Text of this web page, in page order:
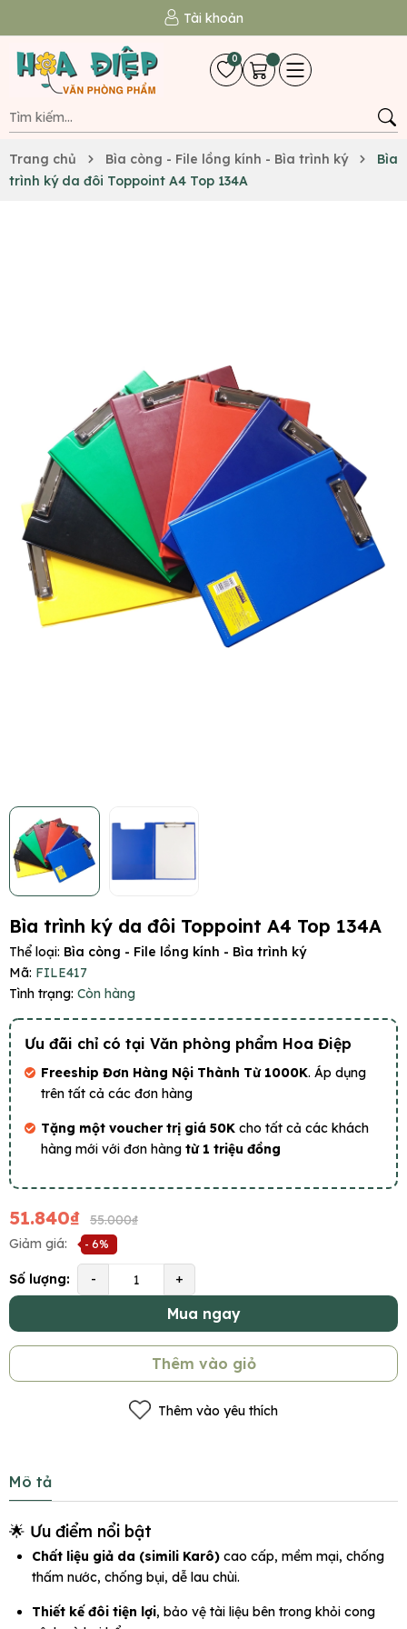
Tài khoản
0
Trang chủ Bìa còng - File lồng kính - Bìa trình ký
Bìa
trình ký da đôi Toppoint A4 Top 134A
Bìa trình ký da đôi Toppoint A4 Top 134A
Thể loại: Bìa còng - File lồng kính - Bìa trình ký
Mã: FILE417
Tình trạng: Còn hàng
Ưu đãi chỉ có tại Văn phòng phẩm Hoa Điệp
Freeship Đơn Hàng Nội Thành Từ 1000K. Áp dụng
trên tất cả các đơn hàng
Tặng một voucher trị giá 50K cho tất cả các khách
hàng mới với đơn hàng từ 1 triệu đồng
51.840₫
55.000₫
Giảm giá:
- 6%
Số lượng: - +
Mua ngay
Thêm vào giỏ
Thêm vào yêu thích
Mô tả
🌟 Ưu điểm nổi bật
Chất liệu giả da (simili Karô) cao cấp, mềm mại, chống
thấm nước, chống bụi, dễ lau chùi.
Thiết kế đôi tiện lợi, bảo vệ tài liệu bên trong khỏi cong